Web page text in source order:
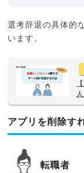
選考辞退の具体的
います。
アプリを削除す
転職者